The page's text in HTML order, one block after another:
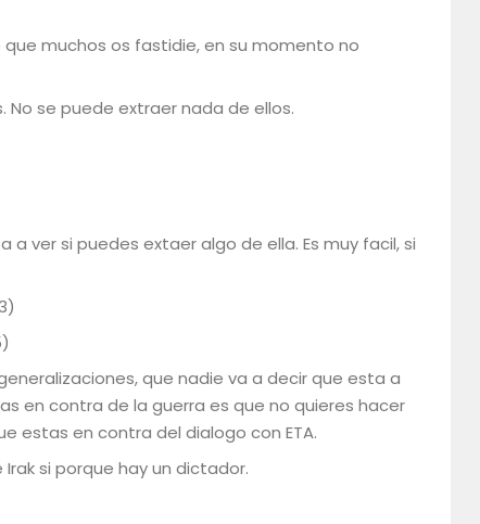
que muchos os fastidie, en su momento no
se puede extraer nada de ellos.
ver si puedes extaer algo de ella. Es muy facil, si
que nadie va a decir que esta a
en contra de la guerra es que no quieres hacer
estas en contra del dialogo con ETA.
si porque hay un dictador.